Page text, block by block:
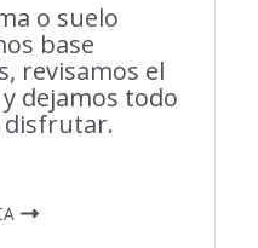
o suelo
base
revisamos el
dejamos todo
disfrutar.